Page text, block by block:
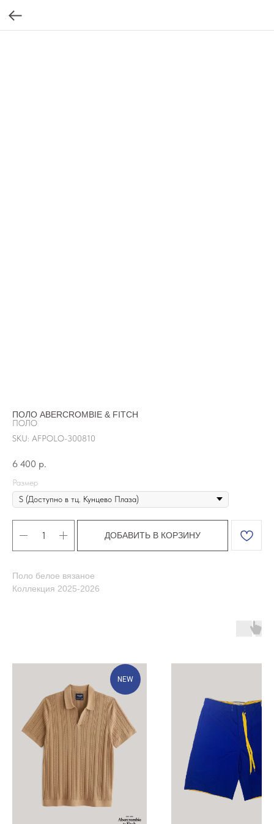
ПОЛО ABERCROMBIE & FITCH
ПОЛО
SKU: AFPOLO-300810
6 400 р.
Размер
ДОБАВИТЬ В КОРЗИНУ
Поло белое вязаное
Коллекция 2025-2026
NEW